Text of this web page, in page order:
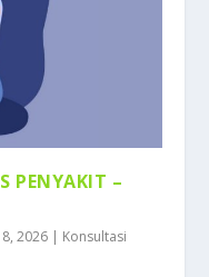
PENYAKIT –
8, 2026 | Konsultasi